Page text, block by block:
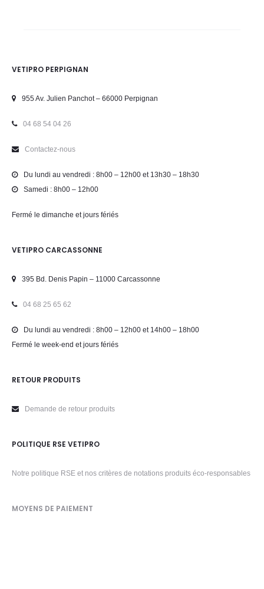
VETIPRO PERPIGNAN
955 Av. Julien Panchot – 66000 Perpignan
04 68 54 04 26
Contactez-nous
Du lundi au vendredi : 8h00 – 12h00 et 13h30 – 18h30
Samedi : 8h00 – 12h00
Fermé le dimanche et jours fériés
VETIPRO CARCASSONNE
395 Bd. Denis Papin – 11000 Carcassonne
04 68 25 65 62
Du lundi au vendredi : 8h00 – 12h00 et 14h00 – 18h00
Fermé le week-end et jours fériés
RETOUR PRODUITS
Demande de retour produits
POLITIQUE RSE VETIPRO
Notre politique RSE et nos critères de notations produits éco-responsables
MOYENS DE PAIEMENT